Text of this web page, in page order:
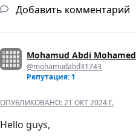
Добавить комментарий
Mohamud Abdi Mohamed
@mohamudabd31743
Репутация: 1
ОПУБЛИКОВАНО:21 ОКТ 2024 Г.
Hello guys,